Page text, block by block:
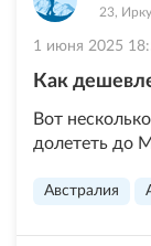
23,
1 июня 2025
Как
Вот
долететь до
Австралия